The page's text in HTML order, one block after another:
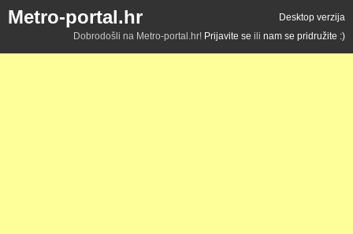
Metro-portal.hr
Desktop verzija
Dobrodošli na Metro-portal.hr! Prijavite se ili nam se pridružite :)